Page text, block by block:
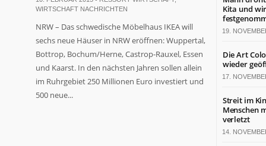
WIRTSCHAFT NACHRICHTEN
NRW – Das schwedische Möbelhaus IKEA will
sechs neue Häuser in NRW eröffnen: Wuppertal,
Bottrop, Bochum/Herne, Castrop-Rauxel, Essen
und Kaarst. In den nächsten Jahren sollen allein
im Ruhrgebiet 250 Millionen Euro investiert und
500 neue...
Kita und
19.
Die Art
wieder
17.
Streit im
Menschen
verletzt
14.